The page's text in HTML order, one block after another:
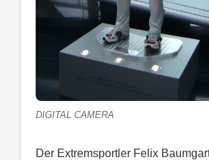
DIGITAL CAMERA
Der Extremsportler Felix